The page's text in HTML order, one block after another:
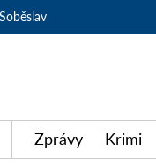
Zprávy Krimi